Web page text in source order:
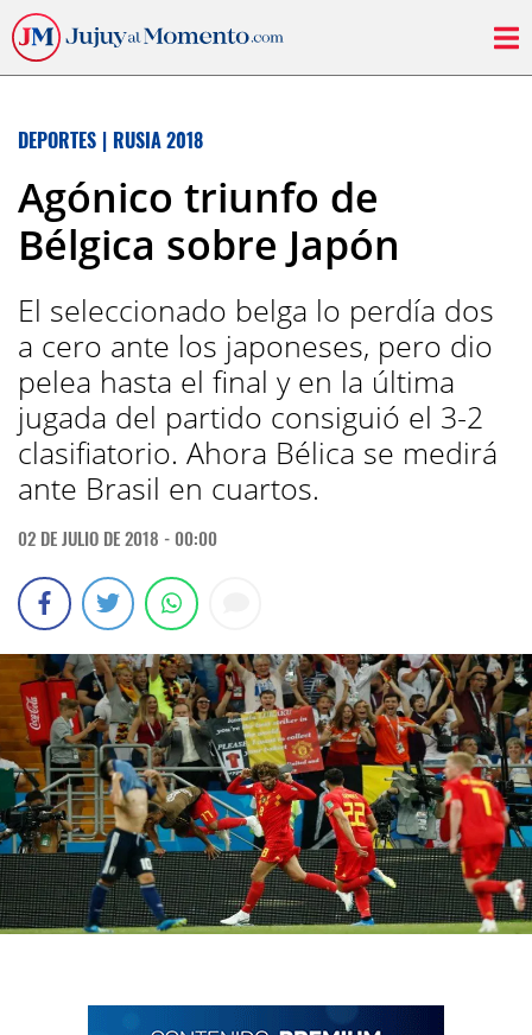
DEPORTES | RUSIA 2018
Agónico triunfo de
Bélgica sobre Japón
El seleccionado belga lo perdía dos
a cero ante los japoneses, pero dio
pelea hasta el final y en la última
jugada del partido consiguió el 3-2
clasifiatorio. Ahora Bélica se medirá
ante Brasil en cuartos.
02 DE JULIO DE 2018 - 00:00